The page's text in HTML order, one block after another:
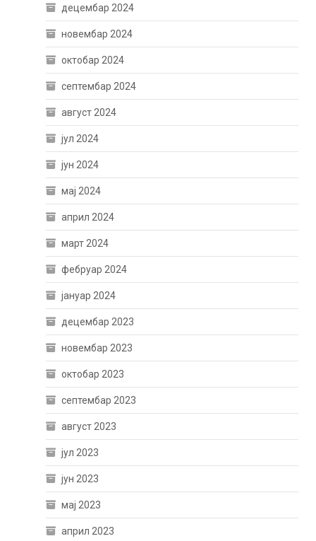
децембар 2024
новембар 2024
октобар 2024
септембар 2024
август 2024
јул 2024
јун 2024
мај 2024
април 2024
март 2024
фебруар 2024
јануар 2024
децембар 2023
новембар 2023
октобар 2023
септембар 2023
август 2023
јул 2023
јун 2023
мај 2023
април 2023